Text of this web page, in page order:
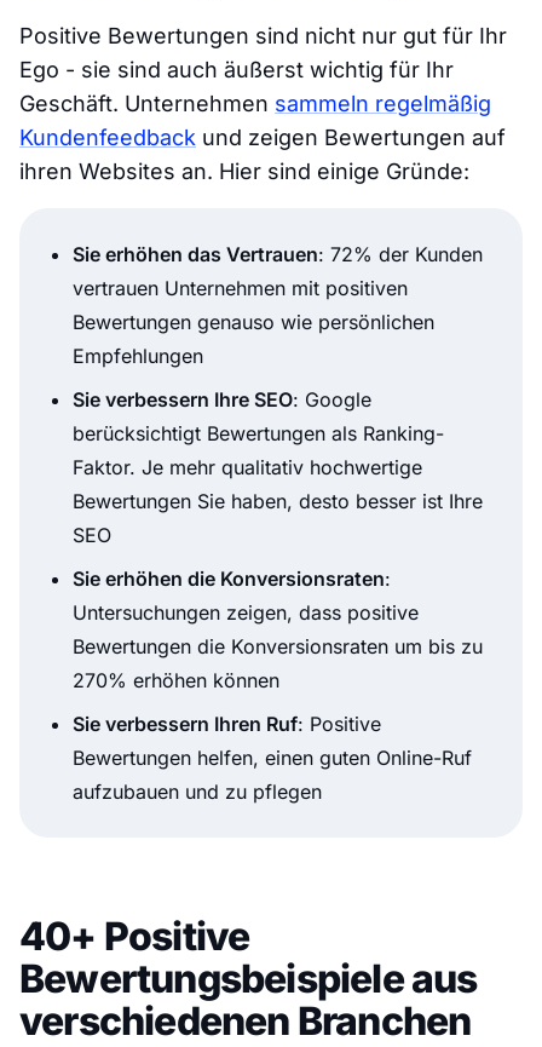
Positive Bewertungen sind nicht nur gut für Ihr
Ego - sie sind auch äußerst wichtig für Ihr
Geschäft. Unternehmen sammeln regelmäßig
Kundenfeedback und zeigen Bewertungen auf
ihren Websites an. Hier sind einige Gründe:
Sie erhöhen das Vertrauen: 72% der Kunden
vertrauen Unternehmen mit positiven
Bewertungen genauso wie persönlichen
Empfehlungen
Sie verbessern Ihre SEO: Google
berücksichtigt Bewertungen als Ranking-
Faktor. Je mehr qualitativ hochwertige
Bewertungen Sie haben, desto besser ist Ihre
SEO
Sie erhöhen die Konversionsraten:
Untersuchungen zeigen, dass positive
Bewertungen die Konversionsraten um bis zu
270% erhöhen können
Sie verbessern Ihren Ruf: Positive
Bewertungen helfen, einen guten Online-Ruf
aufzubauen und zu pflegen
40+ Positive
Bewertungsbeispiele aus
verschiedenen Branchen